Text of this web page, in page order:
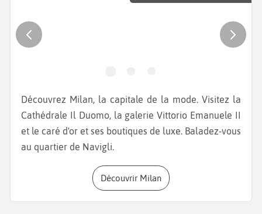
Découvrez Milan, la capitale de la mode. Visitez la
Cathédrale Il Duomo, la galerie Vittorio Emanuele II
et le caré d'or et ses boutiques de luxe. Baladez-vous
au quartier de Navigli.
Découvrir Milan